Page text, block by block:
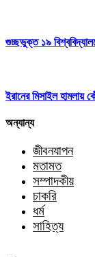
‎গুচ্ছভুক্ত ১৯
ইরানের মিসাইল হামলায়
অন্যান্য
জীবনযাপন
মতামত
সম্পাদকীয়
চাকরি
ধর্ম
সাহিত্য